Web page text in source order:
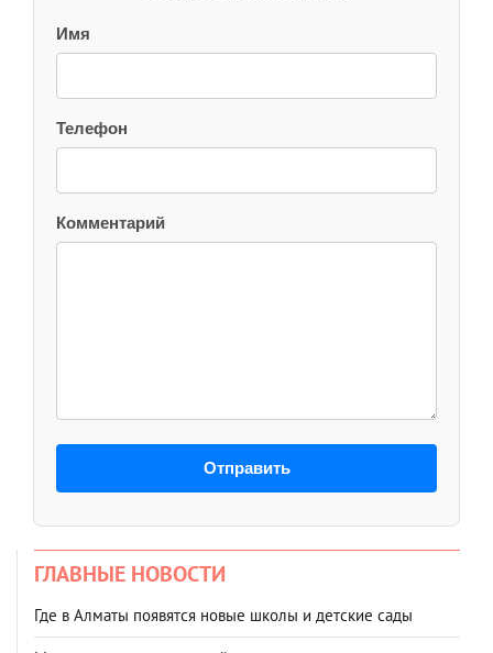
Имя
Телефон
Комментарий
Отправить
ГЛАВНЫЕ НОВОСТИ
Где в Алматы появятся новые школы и детские сады